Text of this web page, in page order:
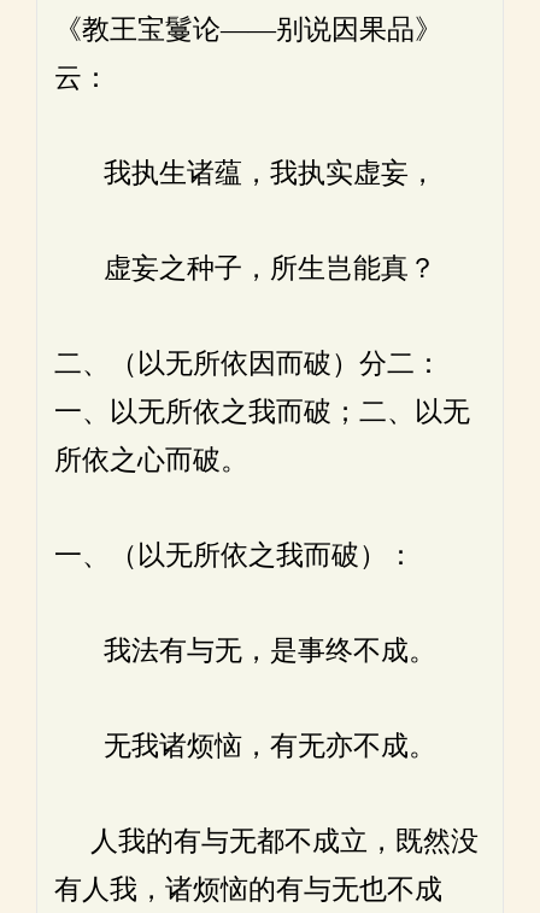
《教王宝鬘论——别说因果品》
云：
我执生诸蕴，我执实虚妄，
虚妄之种子，所生岂能真？
二、（以无所依因而破）分二：
一、以无所依之我而破；二、以无
所依之心而破。
一、（以无所依之我而破）：
我法有与无，是事终不成。
无我诸烦恼，有无亦不成。
人我的有与无都不成立，既然没
有人我，诸烦恼的有与无也不成